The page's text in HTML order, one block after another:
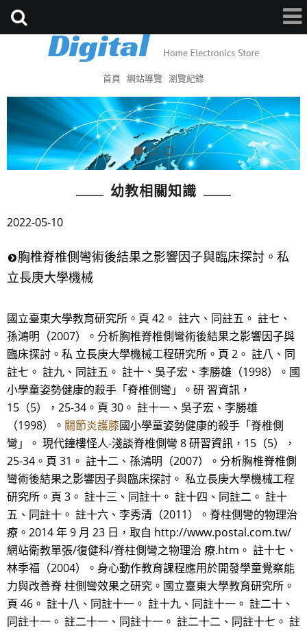
首頁 網站導覽 瀏覽紀錄
幼教相關知識
2022-05-10
胸椎脊椎側彎術後結果之影響因子與臨床探討。私
立長庚大學機械
國立臺東大學教育研究所。頁 42。 註六、同註五。 註七、
孫鴻明（2007）。分析胸椎脊椎側彎術後結果之影響因子與
臨床探討。私 立長庚大學機械工程研究所。頁 2。 註八、同
註七。 註九、同註五。 註十、吳子宏、李勝雄（1998）。國
小學童姿勢健康的殺手「脊椎側彎」。研 習資訊，
15（5），25-34。頁 30。 註十一、吳子宏、李勝雄
（1998）。 關節炎護膝國小學童姿勢健康的殺手「脊椎側
彎」。 現代鐘樓怪人-淺談脊椎側彎 8 研習資訊，15（5），
25-34。頁 31。 註十二、孫鴻明（2007）。分析胸椎脊椎側
彎術後結果之影響因子與臨床探討。 私立長庚大學機械工程
研究所。頁 3。 註十三、同註十。 註十四、同註二。 註十
五、同註十。 註十六、李秀清（2011）。脊柱側彎的物理治
療。2014 年 9 月 23 日，取自 http://www.postal.com.tw/
網站衛教單張/復健科/脊柱側彎之物理治 療.htm。 註十七、
林季福（2004）。身心動作教育課程應用於開發學童覺察能
力與改善脊 柱側彎效果之研究。國立臺東大學教育研究所。
頁 46。 註十八、同註十一。 註十九、同註十一。 註二十、
同註十一。 註二十一、同註十一。 註二十二、同註十七。 註